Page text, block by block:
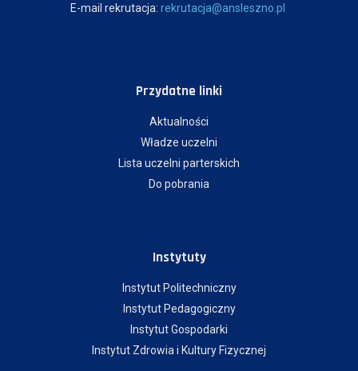
E-mail rekrutacja: rekrutacja@ansleszno.pl
Przydatne linki
Aktualności
Władze uczelni
Lista uczelni parterskich
Do pobrania
Instytuty
Instytut Politechniczny
Instytut Pedagogiczny
Instytut Gospodarki
Instytut Zdrowia i Kultury Fizycznej